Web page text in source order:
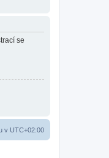
se
v UTC+02:00